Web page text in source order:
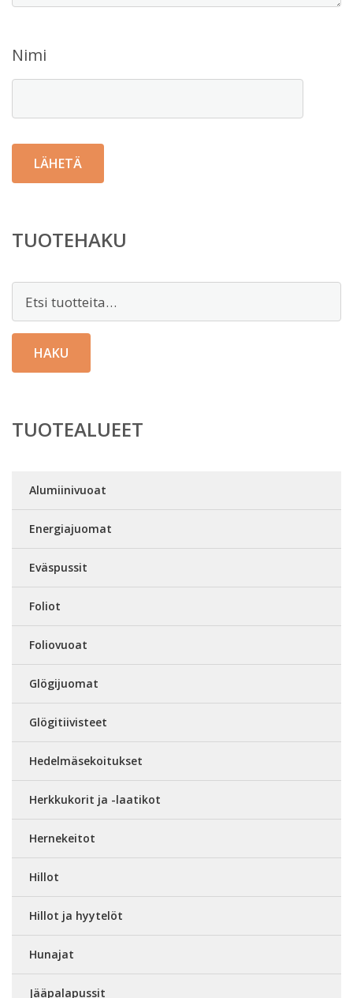
Nimi
TUOTEHAKU
HAKU
TUOTEALUEET
Alumiinivuoat
Energiajuomat
Eväspussit
Foliot
Foliovuoat
Glögijuomat
Glögitiivisteet
Hedelmäsekoitukset
Herkkukorit ja -laatikot
Hernekeitot
Hillot
Hillot ja hyytelöt
Hunajat
Jääpalapussit